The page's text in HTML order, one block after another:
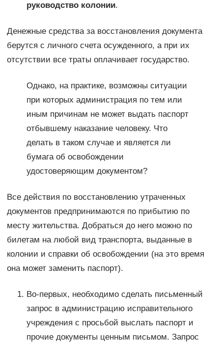
руководство колонии.
Денежные средства за восстановления документа
берутся с личного счета осужденного, а при их
отсутствии все траты оплачивает государство.
Однако, на практике, возможны ситуации
при которых администрация по тем или
иным причинам не может выдать паспорт
отбывшему наказание человеку. Что
делать в таком случае и является ли
бумага об освобождении
удостоверяющим документом?
Все действия по восстановлению утраченных
документов предпринимаются по прибытию по
месту жительства. Добраться до него можно по
билетам на любой вид транспорта, выданные в
колонии и справки об освобождении (на это время
она может заменить паспорт).
Во-первых, необходимо сделать письменный
запрос в администрацию исправительного
учреждения с просьбой выслать паспорт и
прочие документы ценным письмом. Запрос